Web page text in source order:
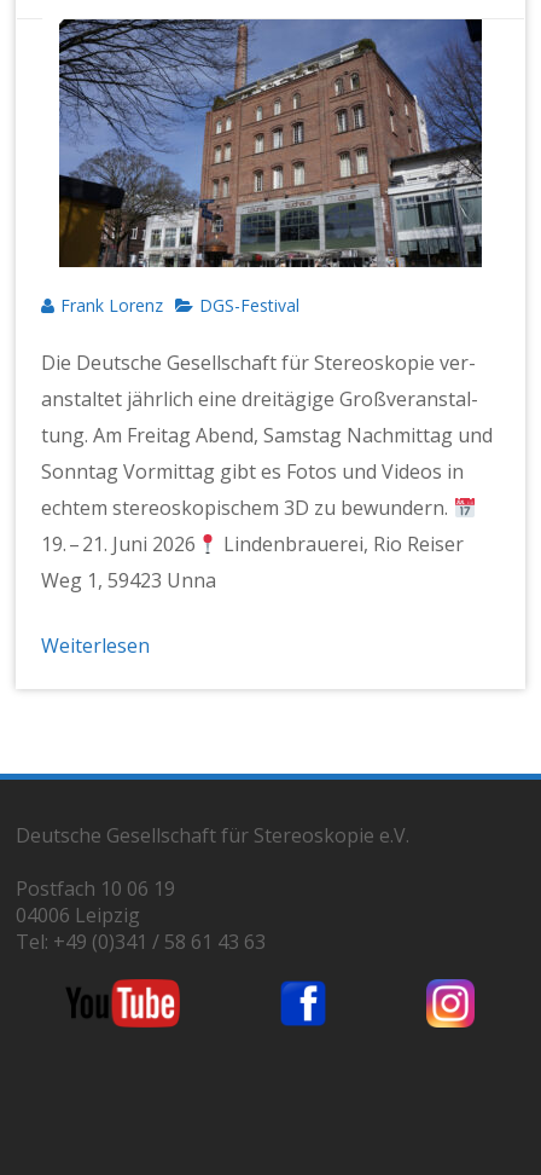
Frank Lorenz DGS-Festival
Die Deutsche Gesellschaft für Stere­oskopie ver­
anstal­tet jährlich eine dre­itägige Großver­anstal­
tung. Am Fre­itag Abend, Sam­stag Nach­mit­tag und
Son­ntag Vor­mit­tag gibt es Fotos und Videos in
echtem stere­oskopis­chem 3D zu bewun­dern.
19. – 21. Juni 2026
Lin­den­brauerei, Rio Reis­er
Weg 1, 59423 Unna
Weiterlesen
Deutsche Gesellschaft für Stereoskopie e.V.
Postfach 10 06 19
04006 Leipzig
Tel: +49 (0)341 / 58 61 43 63